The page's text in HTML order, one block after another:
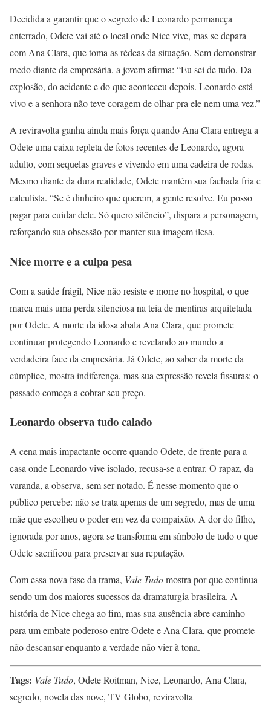
Decidida a garantir que o segredo de Leonardo permaneça
enterrado, Odete vai até o local onde Nice vive, mas se depara
com Ana Clara, que toma as rédeas da situação. Sem demonstrar
medo diante da empresária, a jovem afirma: “Eu sei de tudo. Da
explosão, do acidente e do que aconteceu depois. Leonardo está
vivo e a senhora não teve coragem de olhar pra ele nem uma vez.”
A reviravolta ganha ainda mais força quando Ana Clara entrega a
Odete uma caixa repleta de fotos recentes de Leonardo, agora
adulto, com sequelas graves e vivendo em uma cadeira de rodas.
Mesmo diante da dura realidade, Odete mantém sua fachada fria e
calculista. “Se é dinheiro que querem, a gente resolve. Eu posso
pagar para cuidar dele. Só quero silêncio”, dispara a personagem,
reforçando sua obsessão por manter sua imagem ilesa.
Nice morre e a culpa pesa
Com a saúde frágil, Nice não resiste e morre no hospital, o que
marca mais uma perda silenciosa na teia de mentiras arquitetada
por Odete. A morte da idosa abala Ana Clara, que promete
continuar protegendo Leonardo e revelando ao mundo a
verdadeira face da empresária. Já Odete, ao saber da morte da
cúmplice, mostra indiferença, mas sua expressão revela fissuras: o
passado começa a cobrar seu preço.
Leonardo observa tudo calado
A cena mais impactante ocorre quando Odete, de frente para a
casa onde Leonardo vive isolado, recusa-se a entrar. O rapaz, da
varanda, a observa, sem ser notado. É nesse momento que o
público percebe: não se trata apenas de um segredo, mas de uma
mãe que escolheu o poder em vez da compaixão. A dor do filho,
ignorada por anos, agora se transforma em símbolo de tudo o que
Odete sacrificou para preservar sua reputação.
Com essa nova fase da trama, Vale Tudomostra por que continua
sendo um dos maiores sucessos da dramaturgia brasileira. A
história de Nice chega ao fim, mas sua ausência abre caminho
para um embate poderoso entre Odete e Ana Clara, que promete
não descansar enquanto a verdade não vier à tona.
Tags: Vale Tudo, Odete Roitman, Nice, Leonardo, Ana Clara,
segredo, novela das nove, TV Globo, reviravolta